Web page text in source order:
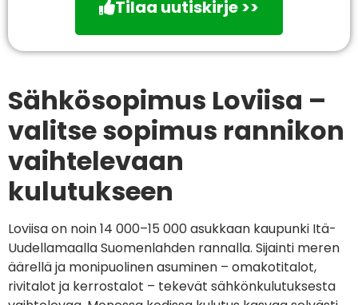
Tilaa uutiskirje >>
Sähkösopimus Loviisa –
valitse sopimus rannikon
vaihtelevaan
kulutukseen
Loviisa on noin 14 000–15 000 asukkaan kaupunki Itä-
Uudellamaalla Suomenlahden rannalla. Sijainti meren
äärellä ja monipuolinen asuminen – omakotitalot,
rivitalot ja kerrostalot – tekevät sähkönkulutuksesta